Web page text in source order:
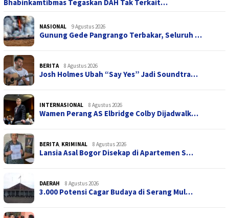
Bhabinkamtibmas Tegaskan DAH Tak Terkait…
NASIONAL 9 Agustus 2026
Gunung Gede Pangrango Terbakar, Seluruh …
BERITA 8 Agustus 2026
Josh Holmes Ubah “Say Yes” Jadi Soundtra…
INTERNASIONAL 8 Agustus 2026
Wamen Perang AS Elbridge Colby Dijadwalk…
BERITA, KRIMINAL 8 Agustus 2026
Lansia Asal Bogor Disekap di Apartemen S…
DAERAH 8 Agustus 2026
3.000 Potensi Cagar Budaya di Serang Mul…